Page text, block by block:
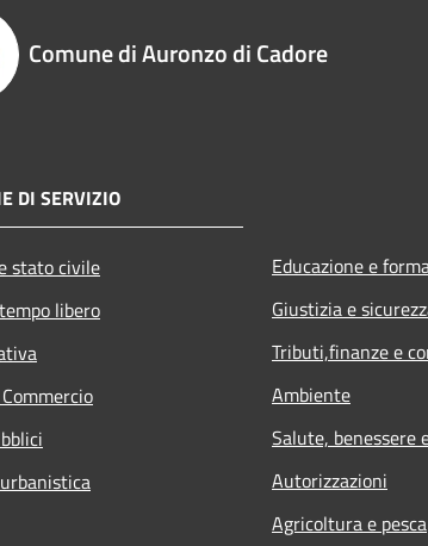
Comune di Auronzo di Cadore
DI SERVIZIO
stato civile
libero
Educazione e
Giustizia e
Tributi,finanze e
Ambiente
Salute, benessere
Autorizzazioni
Agricoltura e pesca